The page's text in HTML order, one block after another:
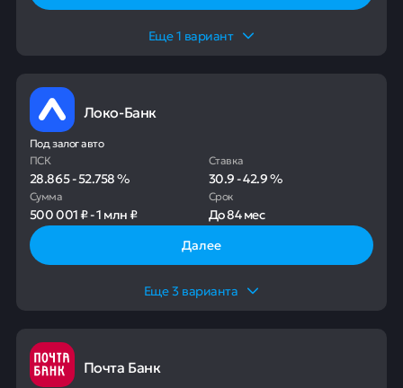
Еще1 вариант
Локо-Банк
Под залог авто
ПСК
28.865-52.758%
Ставка
30.9-42.9%
Сумма
500 001 ₽-1 млн ₽
Срок
До84 мес
Далее
Еще3 варианта
Почта Банк